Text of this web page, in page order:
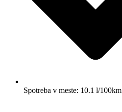
Spotreba v meste: 10.1 l/100km